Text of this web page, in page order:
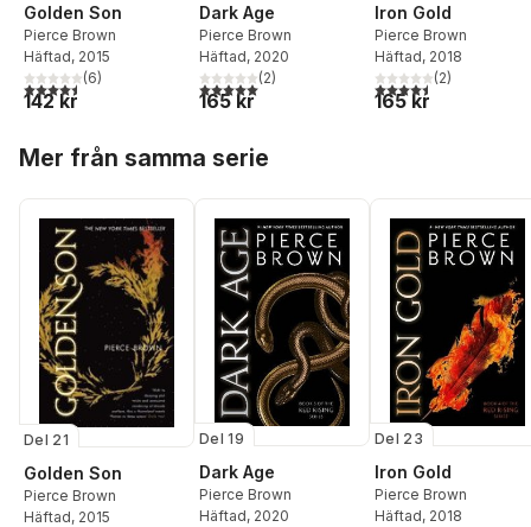
Golden Son
Pierce Brown
Häftad, 2015
4,5utav 5 stjärnor. Totalt antal röster:
(6)
142 kr
Dark Age
Pierce Brown
Häftad, 2020
5,0utav 5 stjärnor. Totalt antal röster:
(2)
165 kr
Iron Gold
Pierce Brown
Häftad, 2018
4,5utav 5 stjärnor.
(2)
165 kr
Mer från samma serie
Del 21
Golden Son
Pierce Brown
Häftad, 2015
Del 19
Dark Age
Pierce Brown
Häftad, 2020
Del 23
Iron Gold
Pierce Brown
Häftad, 2018